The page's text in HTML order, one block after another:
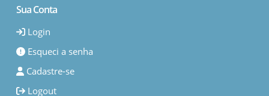
Sua Conta
Login
Esqueci a senha
Cadastre-se
Logout